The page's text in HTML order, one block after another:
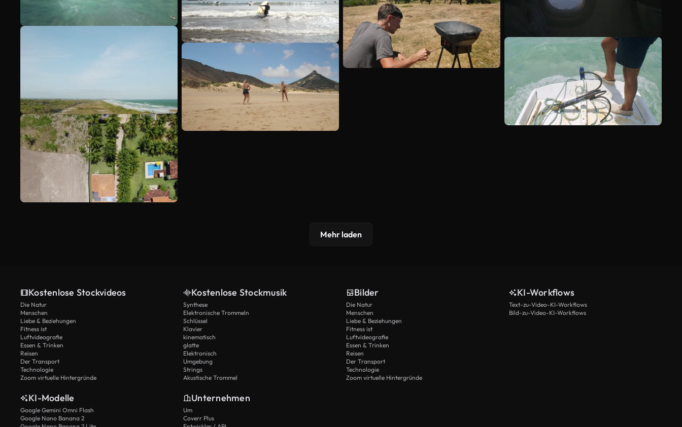
Mehr laden
Kostenlose Stockvideos
Die Natur
Menschen
Liebe & Beziehungen
Fitness ist
Luftvideografie
Essen & Trinken
Reisen
Der Transport
Technologie
Zoom virtuelle Hintergründe
Kostenlose Stockmusik
Synthese
Elektronische Trommeln
Schlüssel
Klavier
kinematisch
glatte
Elektronisch
Umgebung
Strings
Akustische Trommel
Bilder
Die Natur
Menschen
Liebe & Beziehungen
Fitness ist
Luftvideografie
Essen & Trinken
Reisen
Der Transport
Technologie
Zoom virtuelle Hintergründe
KI-Workflows
Text-zu-Video-KI-Workflows
Bild-zu-Video-KI-Workflows
KI-Modelle
Google Gemini Omni Flash
Google Nano Banana 2
Unternehmen
Um
Coverr Plus